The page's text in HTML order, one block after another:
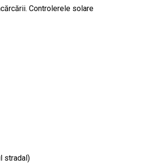
Controlerele solare
stradal)